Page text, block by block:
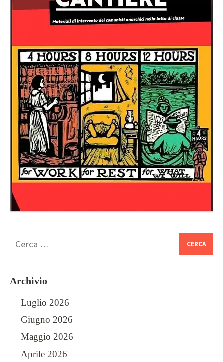
Archivio
Luglio 2026
Giugno 2026
Maggio 2026
Aprile 2026